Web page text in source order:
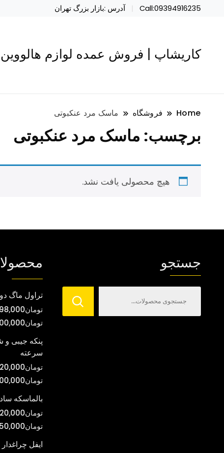
Call:09394916235 آدرس :بازار بزرگ تهران
کاریشاپ | فروش عمده لوازم هالووین
Home فروشگاه ماسک مرد عنکبوتی
برچسب: ماسک مرد عنکبوتی
هیچ محصولی یافت نشد.
جستجو
تراول ماگ
تومان
تومان
پنکه جیبی و
سرعته
تومان
تومان
بالماسکه
تومان
تومان
ایفل چراغدار